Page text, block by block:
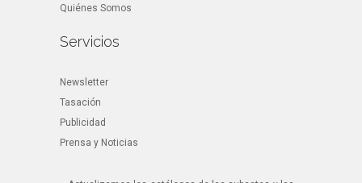
Quiénes Somos
Servicios
Newsletter
Tasación
Publicidad
Prensa y Noticias